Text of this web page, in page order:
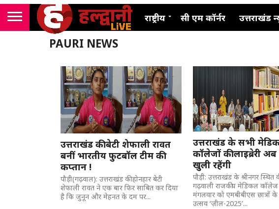
राष्ट्रीय सी एम कॉर्नर उत्तराखंड
PAURI NEWS
उत्तराखंड की बेटी शेफाली रावत
बनीं भारतीय फुटबॉल टीम की
कप्तान !
पौड़ी(गढ़वाल): उत्तराखंड की होनहार बेटी
शेफाली रावत ने एक बार फिर साबित कर दिया
है कि जुनून और मेहनत के दम पर...
उत्तराखंड के सभी
कॉलेजों की लाइब्रेरी
खुली रहेंगी
पौड़ी: उत्तराखंड के श्रीनगर स्थित
गढ़वाली राजकीय मेडिकल कॉलेज
मंगलवार को एमबीबीएस छात्रों के
उत्सव ‘ज़ील-2025’...